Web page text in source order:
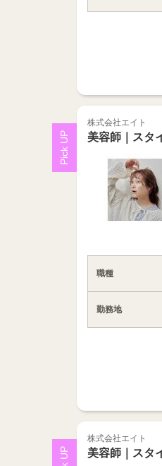
株式会社エイト
美容師｜スタ
職種
勤務地
株式会社エイト
美容師｜スタ